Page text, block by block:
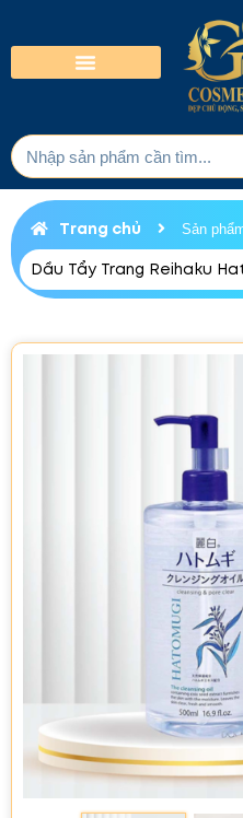
Trang chủ Sản
Dầu Tẩy Trang Reihaku